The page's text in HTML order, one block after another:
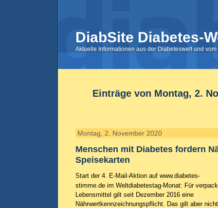
DiabSite Diabetes-
Aktuelle Informationen aus der Diabeteswelt und
Einträge von Montag, 2.
Montag, 2. November 2020
Menschen mit Diabetes fordern
Speisekarten
Start der 4. E-Mail-Aktion auf www.diabetes-
stimme.de im Weltdiabetestag-Monat: Für
Lebensmittel gilt seit Dezember 2016 eine
Nährwertkennzeichnungspflicht. Das gilt aber